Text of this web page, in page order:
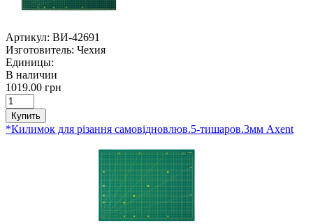
Артикул: ВИ-42691
Изготовитель: Чехия
Единицы:
В наличии
1019.00 грн
Купить
*Килимок для різання самовідновлюв.5-тишаров.3мм Axent